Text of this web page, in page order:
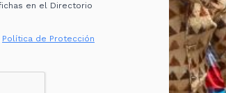
Política de Protección